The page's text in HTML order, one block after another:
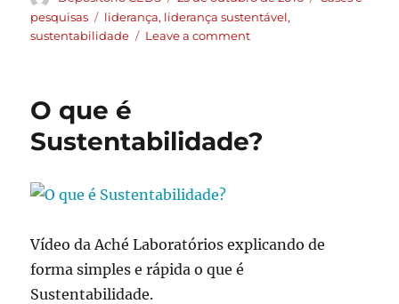
pesquisas
liderança, liderança sustentável,
sustentabilidade
Leave a comment
O que é
Sustentabilidade?
Vídeo da Aché Laboratórios explicando de
forma simples e rápida o que é
Sustentabilidade.